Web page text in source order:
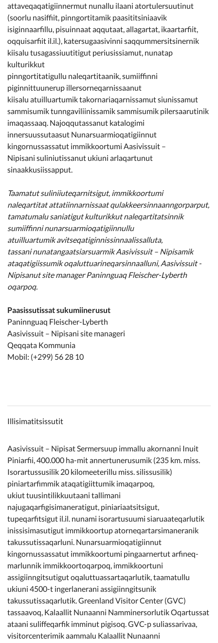
attaveqaqatigiinnermut nunallu ilaani atortulersuutinut
(soorlu nasiffiit, pinngortitamik paasititsiniaavik
isiginnaarfillu, pisuinnaat aqqutaat, allagartat, ikaartarfiit,
oqquisarfiit il.il.), katersugaasivinni saqqummersitsinernik
kiisalu tusagassiuutitigut periusissiamut, nunatap
kulturikkut
pinngortitatigullu naleqartitaanik, sumiiffinni
piginnittuunerup illersorneqarnissaanut
kiisalu atuilluartumik takornariaqarnissamut siunissamut
sammisumik tunngaviliinissamik sammisumik pilersaarutinik
imaqassaaq. Najoqqutassanut katalogimi
innersuussutaasut Nunarsuarmioqatigiinnut
kingornussassatut immikkoortumi Aasivissuit –
Nipisani suliniutissanut ukiuni arlaqartunut
sinaakkusiissapput.
Taamatut suliniiuteqarnitsigut, immikkoortumi
naleqartitat attatiinnarnissaat qulakkeersinnaanngorparput,
tamatumalu saniatigut kulturikkut naleqartitatsinnik
sumiiffinni nunarsuarmioqatigiinnullu
atuilluartumik avitseqatiginnissinnaalissalluta,
tassani nunatangaatsiarsuarmik Aasivissuit – Nipisamik
ataqatigiissumik oqaluttuarineqarsinnaalluni, Aasivissuit -
Nipisanut site manager Paninnguaq Fleischer-Lyberth
oqarpoq.
Paasissutissat sukumiinerusut
Paninnguaq Fleischer-Lyberth
Aasivissuit – Nipisani site manageri
Qeqqata Kommunia
Mobil: (+299) 56 28 10
Illisimatitsissutit
Aasivissuit – Nipisat Sermersuup immallu akornanni Inuit
Piniarfii, 400.000 ha-mit annertunerusumik (235 km. miss.
Isorartussusilik 20 kilomeeterillu miss. silissusilik)
piniartarfimmik ataqatigiittumik imaqarpoq,
ukiut tuusintilikkuutaani tallimani
najugaqarfigisimaneratigut, piniariaatsitsigut,
tupeqarfitsigut il.il. nunami isorartusuumi siaruaateqarlutik
inissisimasutigut immikkoortup atorneqartarsimaneranik
takussutissaqarluni. Nunarsuarmioqatigiinnut
kingornussassatut immikkoortumi pingaarnertut arfineq-
marlunnik immikkoortoqarpoq, immikkoortuni
assigiinngitsutigut oqaluttuassartaqarlutik, taamatullu
ukiuni 4500-t ingerlanerani assigiinngitsunik
takussutissaqarlutik. Greenland Visitor Center (GVC)
tassaavoq, Kalaallit Nunaanni Namminersorlutik Oqartussat
ataani suliffeqarfik imminut pigisoq. GVC-p suliassarivaa,
visitorcenterimik aammalu Kalaallit Nunaanni